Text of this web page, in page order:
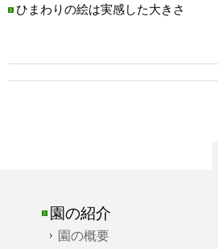
ひまわりの絵は実感した大きさ
園の紹介
園の概要